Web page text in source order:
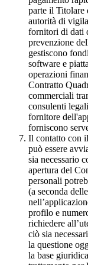
parte il Titolare
autorità di
fornitori di dati
prevenzione
gestiscono
software e
operazioni
Contratto
commerciali
consulenti
fornitore
forniscono
Il contatto con
può essere
sia necessario
apertura del
personali
(a seconda
profilo e
richiedere
ciò sia
la questione
la base